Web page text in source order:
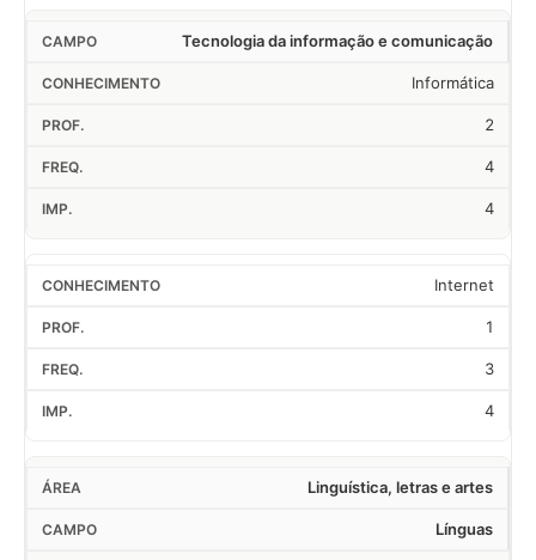
Tecnologia da informação e comunicação
Informática
2
4
4
Internet
1
3
4
Linguística, letras e artes
Línguas